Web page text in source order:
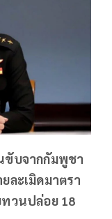
ขับจากกัมพูชา
ละเมิดมาตรา
ทวนปล่อย 18